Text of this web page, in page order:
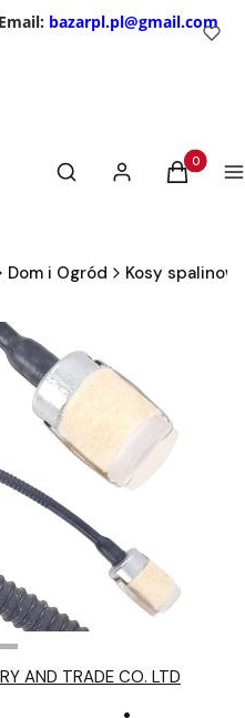
Email: bazarpl.pl@gmail.com
Otwórz wyszukiwarkę
Szukaj Zaloguj sięProdukty
Koszyk
Dom i Ogród Kosy
AND TRADE CO. LTD